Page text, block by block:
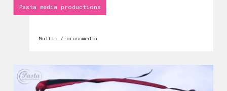
Pasta media productions
Multi- / crossmedia